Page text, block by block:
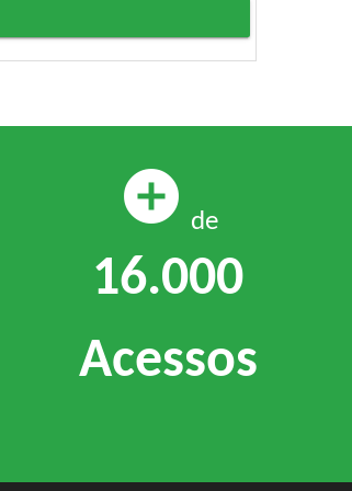
add_circle de
16.000
Acessos